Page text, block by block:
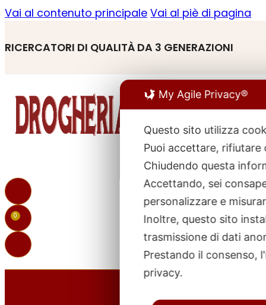
Vai al contenuto principale Vai al piè di pagina
RICERCATORI DI QUALITÀ DA 3 GENERAZIONI
0
My Agile Privacy®
Questo sito utilizza
Puoi accettare, rifiutare
Chiudendo questa
Accettando, sei
personalizzare e
Inoltre, questo sito
trasmissione di dati
Prestando il consenso,
privacy.